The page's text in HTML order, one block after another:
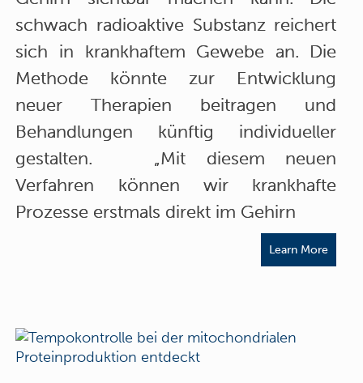
schwach radioaktive Substanz reichert
sich in krankhaftem Gewebe an. Die
Methode könnte zur Entwicklung
neuer Therapien beitragen und
Behandlungen künftig individueller
gestalten. „Mit diesem neuen
Verfahren können wir krankhafte
Prozesse erstmals direkt im Gehirn
Learn More